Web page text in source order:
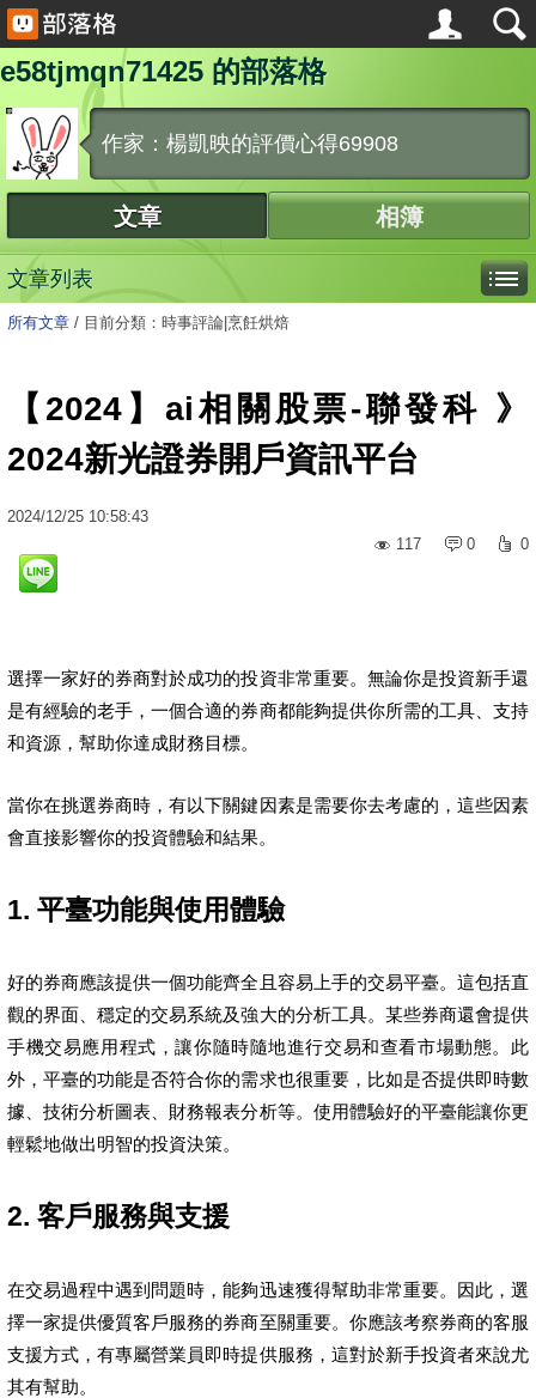
e58tjmqn71425 的部落格
作家：楊凱映的評價心得69908
文章 相簿
文章列表
所有文章 / 目前分類：時事評論|烹飪烘焙
【2024】ai相關股票-聯發科 》
2024新光證券開戶資訊平台
2024/12/25 10:58:43
117
0 0
選擇一家好的券商對於成功的投資非常重要。無論你是投資新手還
是有經驗的老手，一個合適的券商都能夠提供你所需的工具、支持
和資源，幫助你達成財務目標。
當你在挑選券商時，有以下關鍵因素是需要你去考慮的，這些因素
會直接影響你的投資體驗和結果。
1. 平臺功能與使用體驗
好的券商應該提供一個功能齊全且容易上手的交易平臺。這包括直
觀的界面、穩定的交易系統及強大的分析工具。某些券商還會提供
手機交易應用程式，讓你隨時隨地進行交易和查看市場動態。此
外，平臺的功能是否符合你的需求也很重要，比如是否提供即時數
據、技術分析圖表、財務報表分析等。使用體驗好的平臺能讓你更
輕鬆地做出明智的投資決策。
2. 客戶服務與支援
在交易過程中遇到問題時，能夠迅速獲得幫助非常重要。因此，選
擇一家提供優質客戶服務的券商至關重要。你應該考察券商的客服
支援方式，有專屬營業員即時提供服務，這對於新手投資者來說尤
其有幫助。